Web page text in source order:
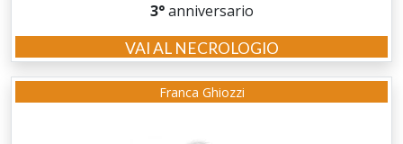
3°anniversario
VAI AL NECROLOGIO
Franca Ghiozzi